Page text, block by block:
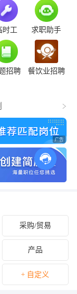
时工 求职助手
招聘 餐饮业招聘
作人员（含参
第二批吸纳重点
的公示
动保障守法诚信
经营性人力资源
通知
清市失业保险支
贴的公示
福州”大学生暑
业培训机构年
职业培训 “见证
采购/贸易
产品
+ 自定义